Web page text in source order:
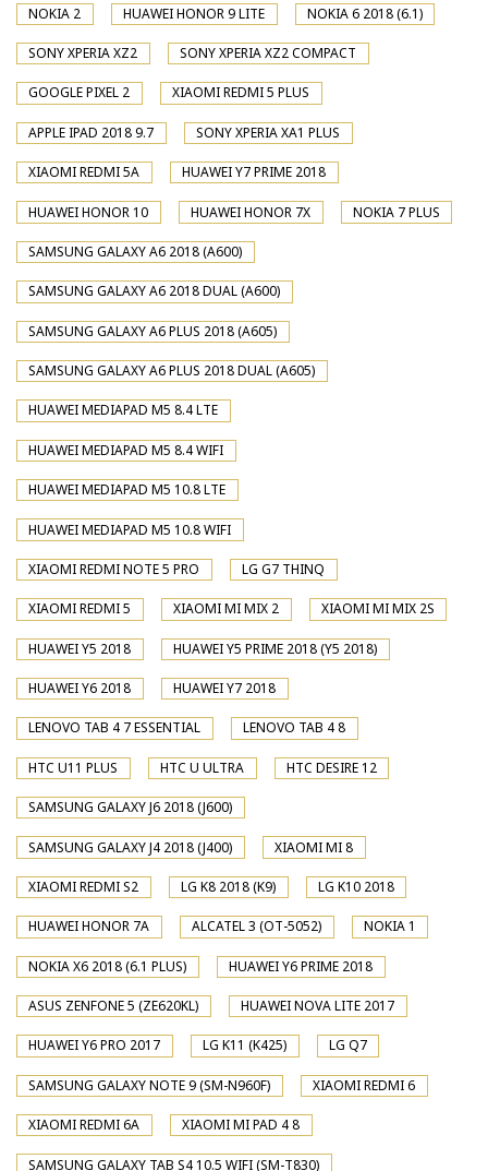
NOKIA 2 HUAWEI HONOR 9 LITE NOKIA 6 2018 (6.1)
SONY XPERIA XZ2 SONY XPERIA XZ2 COMPACT
GOOGLE PIXEL 2 XIAOMI REDMI 5 PLUS
APPLE IPAD 2018 9.7 SONY XPERIA XA1 PLUS
XIAOMI REDMI 5A HUAWEI Y7 PRIME 2018
HUAWEI HONOR 10 HUAWEI HONOR 7X NOKIA 7 PLUS
SAMSUNG GALAXY A6 2018 (A600)
SAMSUNG GALAXY A6 2018 DUAL (A600)
SAMSUNG GALAXY A6 PLUS 2018 (A605)
SAMSUNG GALAXY A6 PLUS 2018 DUAL (A605)
HUAWEI MEDIAPAD M5 8.4 LTE
HUAWEI MEDIAPAD M5 8.4 WIFI
HUAWEI MEDIAPAD M5 10.8 LTE
HUAWEI MEDIAPAD M5 10.8 WIFI
XIAOMI REDMI NOTE 5 PRO LG G7 THINQ
XIAOMI REDMI 5 XIAOMI MI MIX 2 XIAOMI MI MIX 2S
HUAWEI Y5 2018 HUAWEI Y5 PRIME 2018 (Y5 2018)
HUAWEI Y6 2018 HUAWEI Y7 2018
LENOVO TAB 4 7 ESSENTIAL LENOVO TAB 4 8
HTC U11 PLUS HTC U ULTRA HTC DESIRE 12
SAMSUNG GALAXY J6 2018 (J600)
SAMSUNG GALAXY J4 2018 (J400) XIAOMI MI 8
XIAOMI REDMI S2 LG K8 2018 (K9) LG K10 2018
HUAWEI HONOR 7A ALCATEL 3 (OT-5052) NOKIA 1
NOKIA X6 2018 (6.1 PLUS) HUAWEI Y6 PRIME 2018
ASUS ZENFONE 5 (ZE620KL) HUAWEI NOVA LITE 2017
HUAWEI Y6 PRO 2017 LG K11 (K425) LG Q7
SAMSUNG GALAXY NOTE 9 (SM-N960F) XIAOMI REDMI 6
XIAOMI REDMI 6A XIAOMI MI PAD 4 8
SAMSUNG GALAXY TAB S4 10.5 WIFI (SM-T830)